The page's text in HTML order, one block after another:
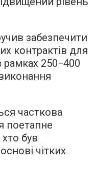
забезпечити
контрактів для
рамках 250−400
часткова
поетапне
був
чітких